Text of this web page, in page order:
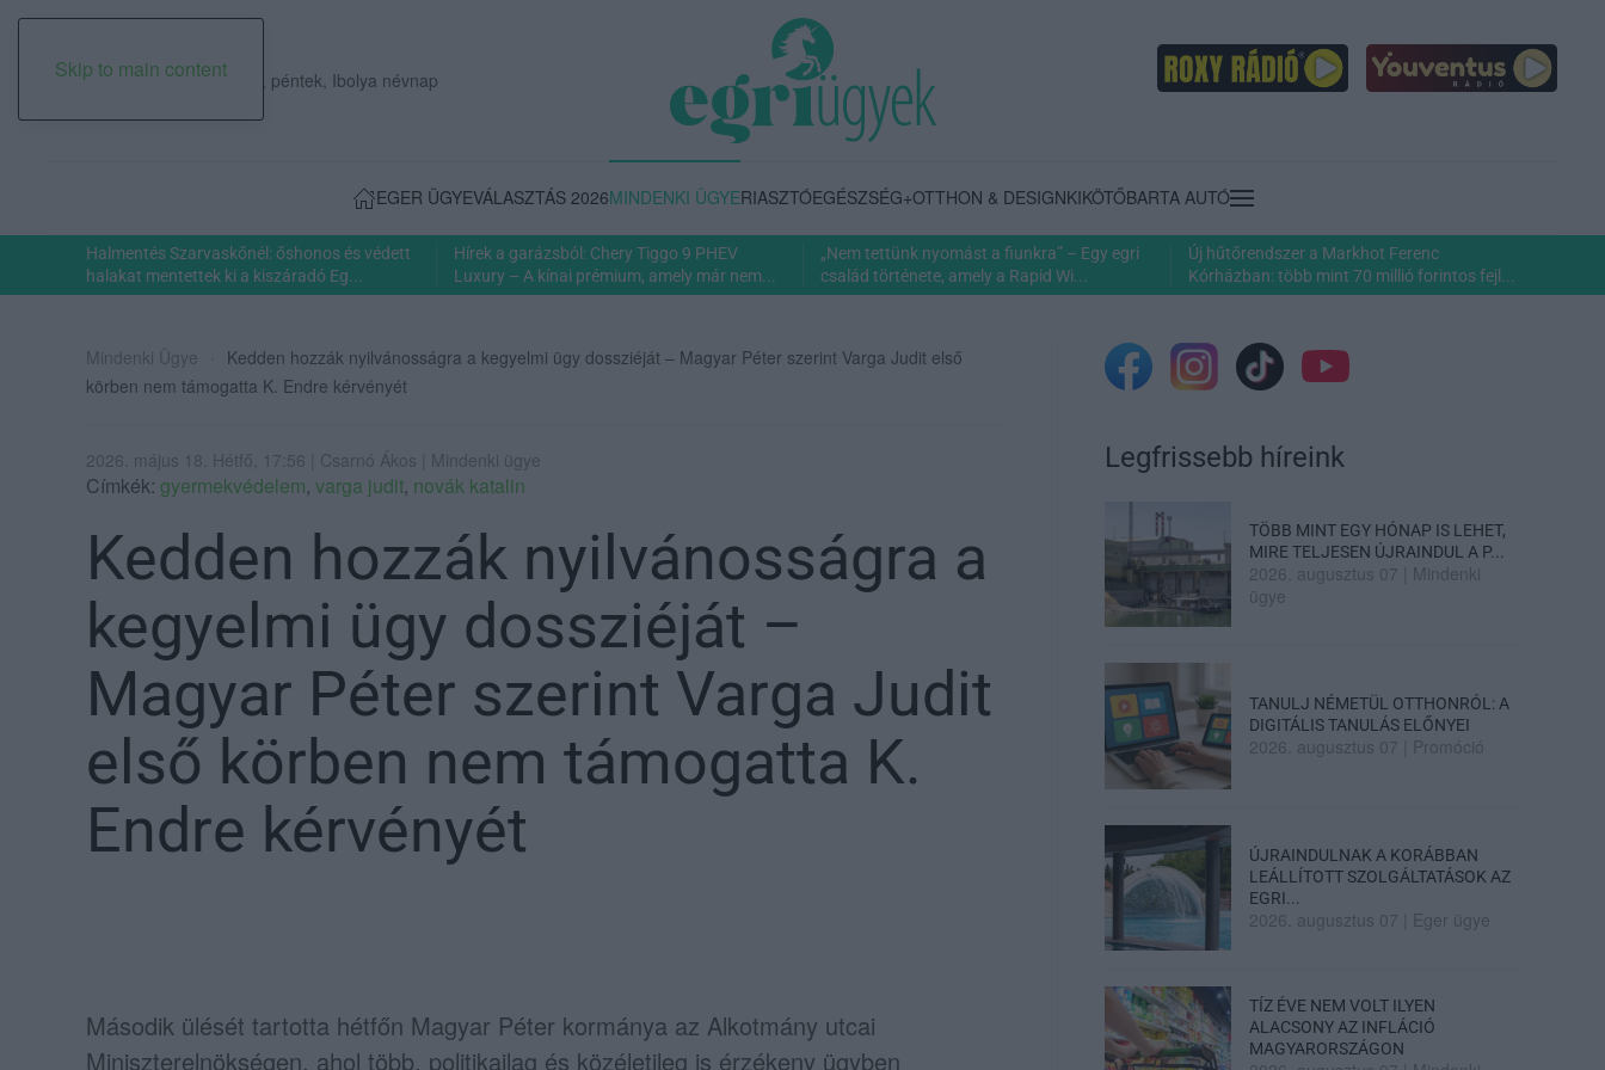
Skip to main content
2026. augusztus 07., péntek, Ibolya névnap
EGER ÜGYEVÁLASZTÁS 2026MINDENKI ÜGYERIASZTÓEGÉSZSÉG+OTTHON & DESIGNKIKÖTŐBARTA AUTÓ
Halmentés Szarvaskőnél: őshonos és védett
halakat mentettek ki a kiszáradó Eg...
Hírek a garázsból: Chery Tiggo 9 PHEV
Luxury – A kínai prémium, amely már nem...
„Nem tettünk nyomást a fiunkra” – Egy egri
család története, amely a Rapid Wi...
Új hűtőrendszer a Markhot Ferenc
Kórházban: több mint 70 millió forintos fejl...
Mindenki Ügye
Kedden hozzák nyilvánosságra a kegyelmi ügy dossziéját – Magyar Péter szerint Varga Judit első
körben nem támogatta K. Endre kérvényét
2026. május 18. Hétfő, 17:56 | Csarnó Ákos | Mindenki ügye
Címkék: gyermekvédelem, varga judit, novák katalin
Kedden hozzák nyilvánosságra a
kegyelmi ügy dossziéját –
Magyar Péter szerint Varga Judit
első körben nem támogatta K.
Endre kérvényét
Második ülését tartotta hétfőn Magyar Péter kormánya az Alkotmány utcai
Miniszterelnökségen, ahol több, politikailag és közéletileg is érzékeny ügyben
Legfrissebb híreink
TÖBB MINT EGY HÓNAP IS LEHET,
MIRE TELJESEN ÚJRAINDUL A P...
2026. augusztus 07
Mindenki
ügye
TANULJ NÉMETÜL OTTHONRÓL: A
DIGITÁLIS TANULÁS ELŐNYEI
2026. augusztus 07 Promóció
ÚJRAINDULNAK A KORÁBBAN
LEÁLLÍTOTT SZOLGÁLTATÁSOK AZ
EGRI...
2026. augusztus 07 Eger ügye
TÍZ ÉVE NEM VOLT ILYEN
ALACSONY AZ INFLÁCIÓ
MAGYARORSZÁGON